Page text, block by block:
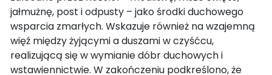
jałmużnę, post i odpusty – jako środki duchowego
wsparcia zmarłych. Wskazuje również na wzajemną
więź między żyjącymi a duszami w czyśćcu,
realizującą się w wymianie dóbr duchowych i
wstawiennictwie. W zakończeniu podkreślono, że